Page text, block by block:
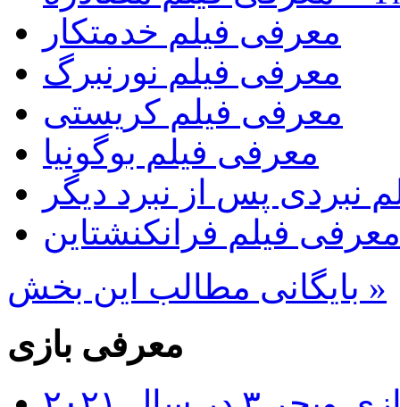
معرفی فیلم خدمتکار
معرفی فیلم نورنبرگ
معرفی فیلم کریستی
معرفی فیلم بوگونیا
نبردی پس از نبرد دیگر
معرفی فیلم فرانکنشتاین
بایگانی مطالب این بخش »
معرفی بازی